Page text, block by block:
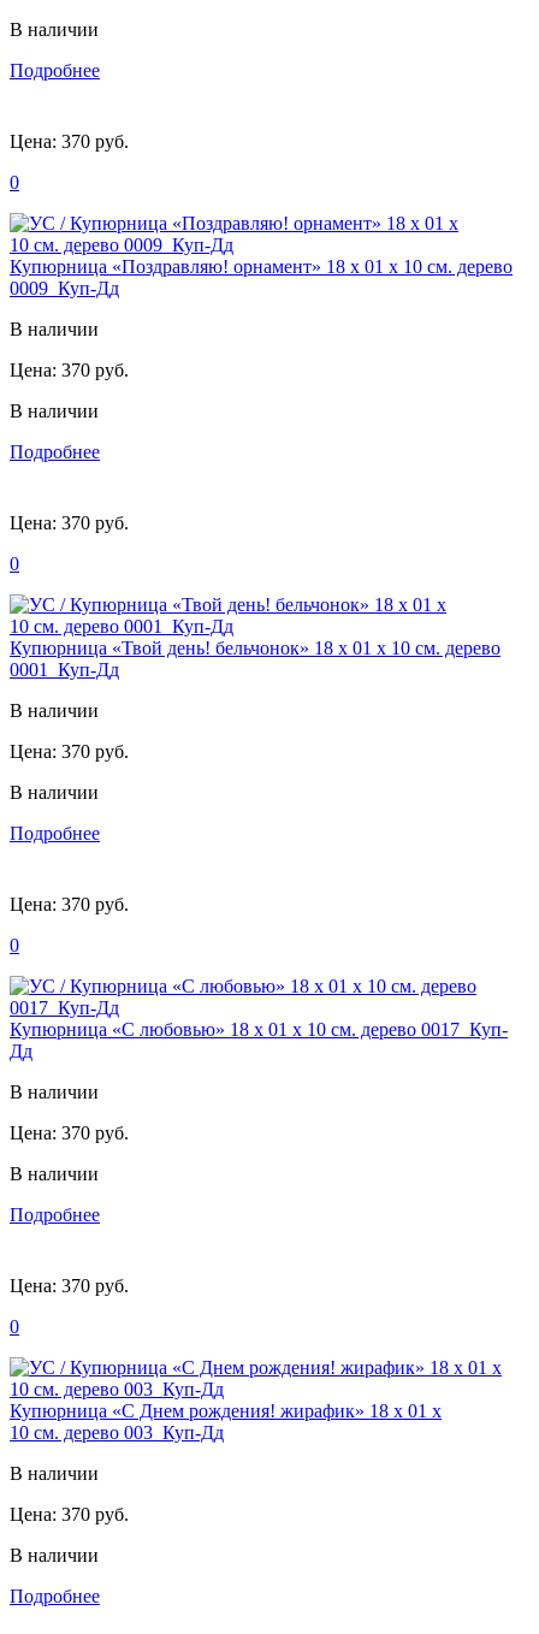
В наличии
Подробнее
Цена: 370 руб.
0
Купюрница «Поздравляю! орнамент» 18 х 01 х 10 см. дерево
0009_Куп-Дд
В наличии
Цена: 370 руб.
В наличии
Подробнее
Цена: 370 руб.
0
Купюрница «Твой день! бельчонок» 18 х 01 х 10 см. дерево
0001_Куп-Дд
В наличии
Цена: 370 руб.
В наличии
Подробнее
Цена: 370 руб.
0
Купюрница «С любовью» 18 х 01 х 10 см. дерево 0017_Куп-
Дд
В наличии
Цена: 370 руб.
В наличии
Подробнее
Цена: 370 руб.
0
Купюрница «С Днем рождения! жирафик» 18 х 01 х
10 см. дерево 003_Куп-Дд
В наличии
Цена: 370 руб.
В наличии
Подробнее